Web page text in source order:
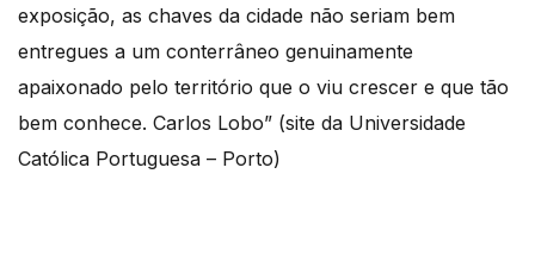
exposição, as chaves da cidade não seriam bem
entregues a um conterrâneo genuinamente
apaixonado pelo território que o viu crescer e que tão
bem conhece. Carlos Lobo” (site da Universidade
Católica Portuguesa – Porto)